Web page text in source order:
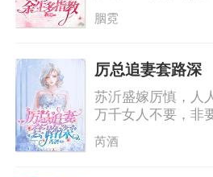
的身份来说，钱从
钱，我要复仇！”
的。”陆锦傲咳嗽着
给我，作为我的妻
胭霓
厉总追妻套路深
苏沂盛嫁厉慎，人
万千女人不要，非
怀上别人的孩子了
外界传闻，苏沂简
芮酒